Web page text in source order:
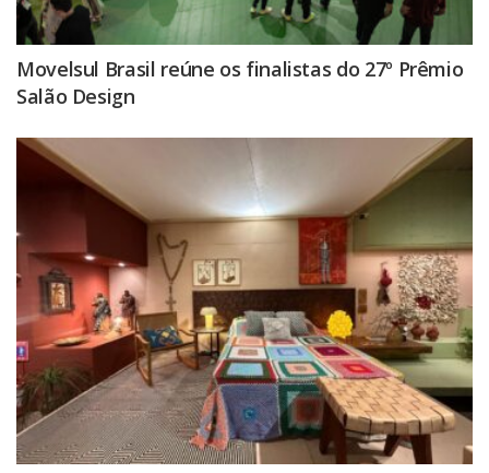
Movelsul Brasil reúne os finalistas do 27º Prêmio
Salão Design